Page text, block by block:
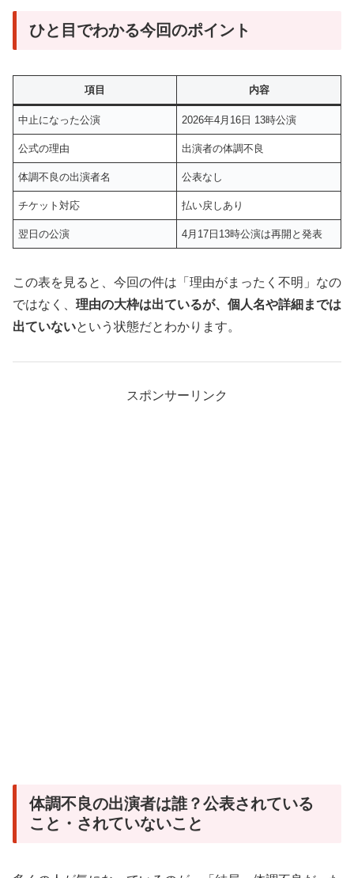
ひと目でわかる今回のポイント
項目 内容
中止になった公演 2026年4月16日 13時公演
公式の理由 出演者の体調不良
体調不良の出演者名 公表なし
チケット対応 払い戻しあり
翌日の公演 4月17日13時公演は再開と発表
この表を見ると、今回の件は「理由がまったく不明」なの
ではなく、 理由の大枠は出ているが、個人名や詳細までは
出ていないという状態だとわかります。
スポンサーリンク
体調不良の出演者は誰？公表されている
こと・されていないこと